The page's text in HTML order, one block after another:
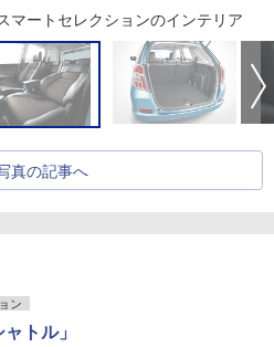
マートセレクションのインテリア
真の記事へ
ン
トル」